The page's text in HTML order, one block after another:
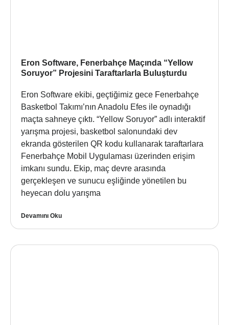
Eron Software, Fenerbahçe Maçında “Yellow
Soruyor” Projesini Taraftarlarla Buluşturdu
Eron Software ekibi, geçtiğimiz gece Fenerbahçe
Basketbol Takımı’nın Anadolu Efes ile oynadığı
maçta sahneye çıktı. “Yellow Soruyor” adlı interaktif
yarışma projesi, basketbol salonundaki dev
ekranda gösterilen QR kodu kullanarak taraftarlara
Fenerbahçe Mobil Uygulaması üzerinden erişim
imkanı sundu. Ekip, maç devre arasında
gerçekleşen ve sunucu eşliğinde yönetilen bu
heyecan dolu yarışma
Devamını Oku